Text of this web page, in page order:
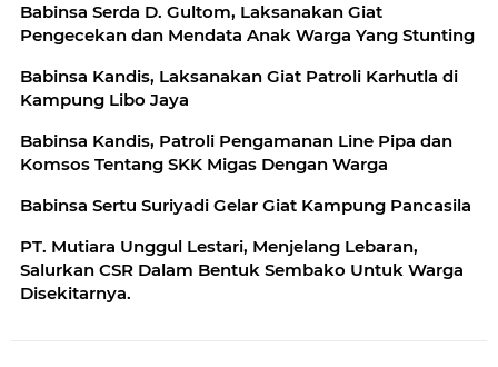
Babinsa Serda D. Gultom, Laksanakan Giat
Pengecekan dan Mendata Anak Warga Yang Stunting
Babinsa Kandis, Laksanakan Giat Patroli Karhutla di
Kampung Libo Jaya
Babinsa Kandis, Patroli Pengamanan Line Pipa dan
Komsos Tentang SKK Migas Dengan Warga
Babinsa Sertu Suriyadi Gelar Giat Kampung Pancasila
PT. Mutiara Unggul Lestari, Menjelang Lebaran,
Salurkan CSR Dalam Bentuk Sembako Untuk Warga
Disekitarnya.